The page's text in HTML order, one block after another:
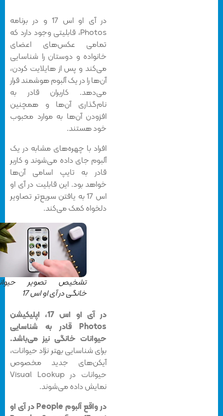
در آی او اس 17 و در برنامه
Photos، قابلیتی وجود دارد که
تمامی عکس‌های اعضای
خانواده و دوستان را شناسایی
می‌کند و پس از هایلایت کردن،
آن‌ها را در یک آلبوم هوشمند قرار
می‌دهد. کاربران قادر به
نام‌گذاری آن‌ها و همچنین
افزودن آن‌ها به موارد محبوب
خود هستند.
افراد با چهره‌های مشابه در یک
آلبوم جای داده می‌شوند و کاربر
قادر به تایپ اسامی آن‌ها
خواهد بود. این قابلیت در آی او
اس 17 به یافتن سریع‌تر تصاویر
دلخواه کمک می‌کند.
تشخیص تصویر حیوانات
خانگی در آی او اس 17
در آی او اس 17، اپلیکیشن
Photos قادر به شناسایی
حیوانات خانگی نیز می‌باشد.
برای شناسایی بهتر نژاد حیوانات،
آیکن‌های جدید مخصوص
حیوانات در Visual Lookup
نمایش داده می‌شوند.
در واقع آلبوم People در آی او